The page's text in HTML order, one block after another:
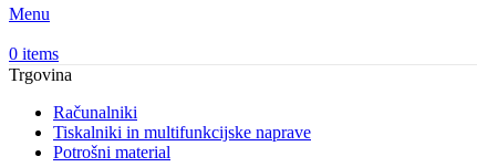
Menu
0 items
Trgovina
Računalniki
Tiskalniki in multifunkcijske naprave
Potrošni material